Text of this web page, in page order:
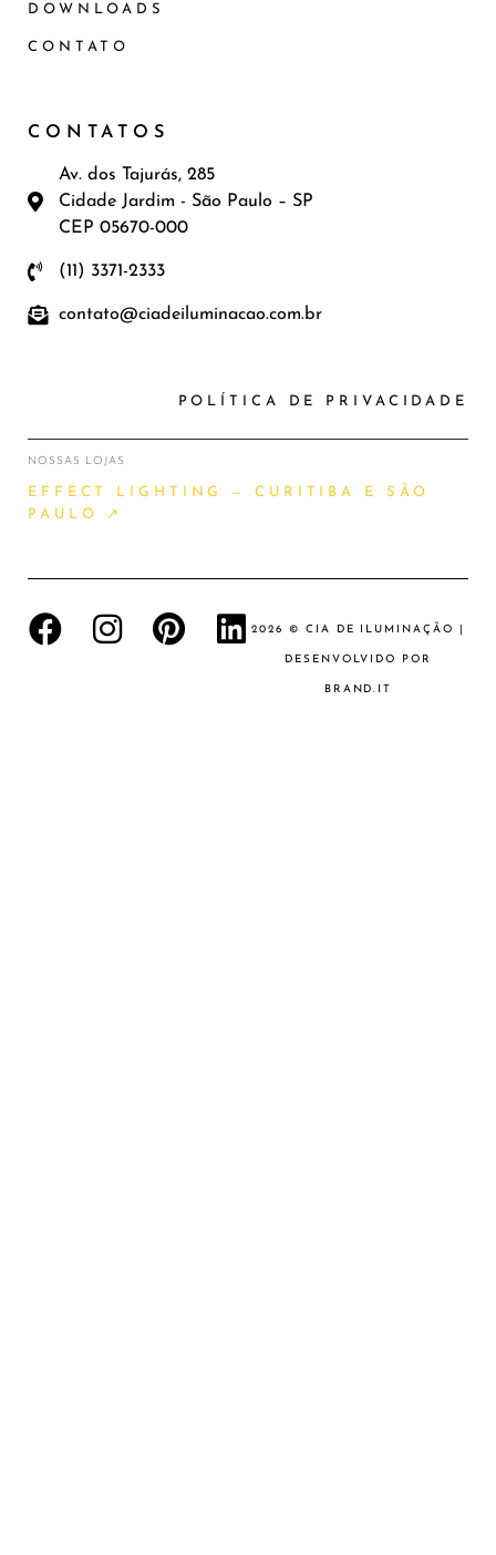
DOWNLOADS
CONTATO
CONTATOS
Av. dos Tajurás, 285
Cidade Jardim - São Paulo – SP
CEP 05670-000
(11) 3371-2333
contato@ciadeiluminacao.com.br
POLÍTICA DE PRIVACIDADE
NOSSAS LOJAS
EFFECT LIGHTING — CURITIBA E SÃO
PAULO ↗
2026 © CIA DE ILUMINAÇÃO |
DESENVOLVIDO POR
BRAND.IT